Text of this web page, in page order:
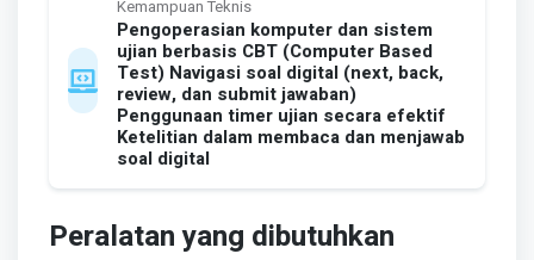
Kemampuan Teknis
Pengoperasian komputer dan sistem
ujian berbasis CBT (Computer Based
Test) Navigasi soal digital (next, back,
review, dan submit jawaban)
Penggunaan timer ujian secara efektif
Ketelitian dalam membaca dan menjawab
soal digital
Peralatan yang dibutuhkan